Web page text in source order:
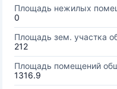
Площадь нежилых
0
Площадь зем. участка
212
Площадь помещений
1316.9